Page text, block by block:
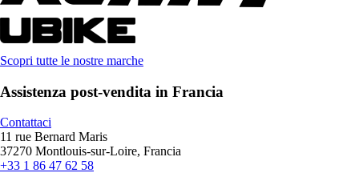
Scopri tutte le nostre marche
Assistenza post-vendita in Francia
Contattaci
11 rue Bernard Maris
37270 Montlouis-sur-Loire, Francia
+33 1 86 47 62 58